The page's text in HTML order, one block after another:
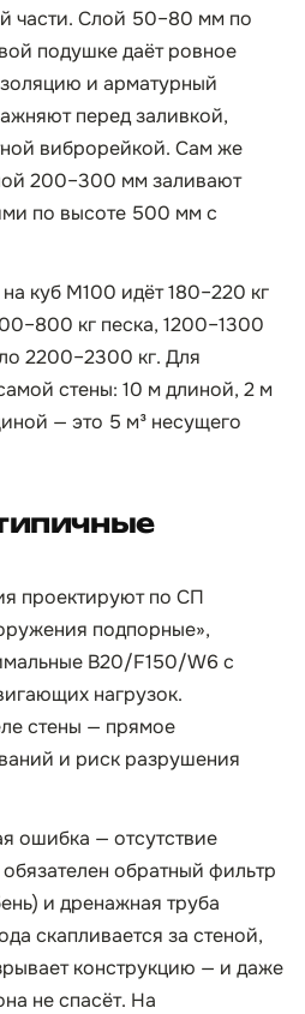
части. Слой 50–80 мм по
подушке даёт ровное
и арматурный
перед заливкой,
виброрейкой. Сам же
200–300 мм заливают
по высоте 500 мм с
куб М100 идёт 180–220 кг
кг песка, 1200–1300
2200–2300 кг. Для
стены: 10 м длиной, 2 м
— это 5 м³ несущего
проектируют по СП
подпорные»,
B20/F150/W6 с
нагрузок.
стены — прямое
и риск разрушения
ошибка — отсутствие
обратный фильтр
и дренажная труба
скапливается за стеной,
конструкцию — и даже
не спасёт. На